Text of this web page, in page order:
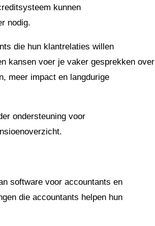
kunnen
nodig.
die hun klantrelaties willen
kansen voer je vaker gesprekken over
meer impact en langdurige
ondersteuning voor
software voor accountants en
die accountants helpen hun